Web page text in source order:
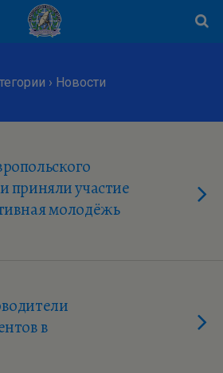
› Новости
приняли участие
молодёжь
в